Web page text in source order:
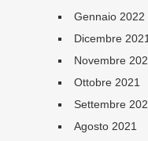
Gennaio 2022
Dicembre 2021
Novembre
Ottobre 2021
Settembre
Agosto 2021